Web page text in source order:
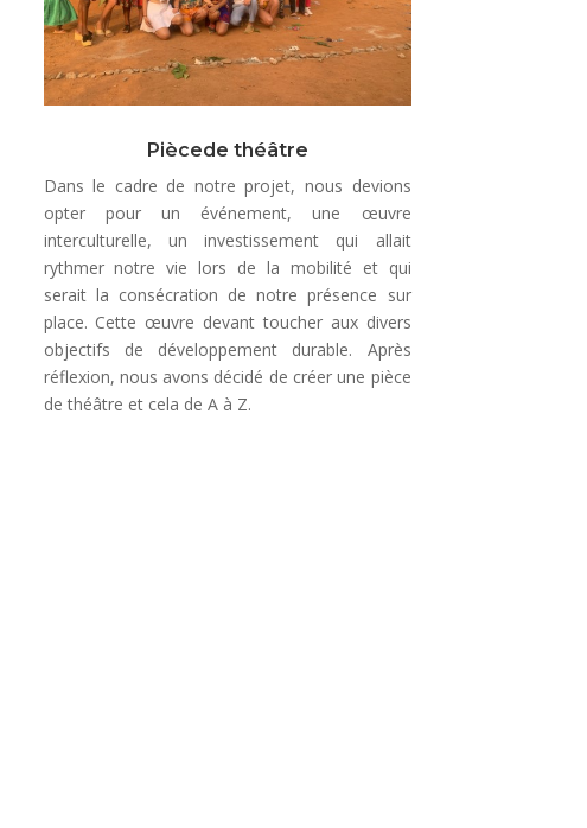
Piècede théâtre
Dans le cadre de notre projet, nous devions
opter pour un événement, une œuvre
interculturelle, un investissement qui allait
rythmer notre vie lors de la mobilité et qui
serait la consécration de notre présence sur
place. Cette œuvre devant toucher aux divers
objectifs de développement durable. Après
réflexion, nous avons décidé de créer une pièce
de théâtre et cela de A à Z.